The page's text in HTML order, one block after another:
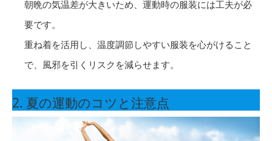
朝晩の気温差が大きいため、運動時の服装には工夫が必
要です。
重ね着を活用し、温度調節しやすい服装を心がけること
で、風邪を引くリスクを減らせます。
2. 夏の運動のコツと注意点